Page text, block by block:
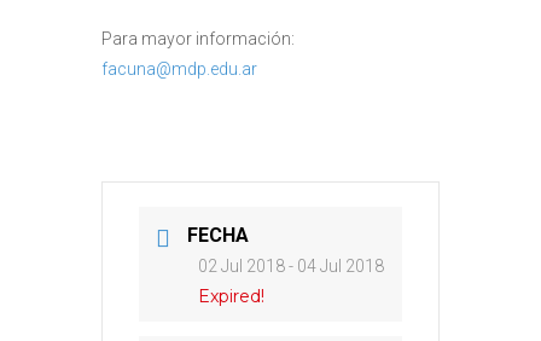
Para mayor información:
facuna@mdp.edu.ar
FECHA
02 Jul 2018- 04 Jul 2018
Expired!